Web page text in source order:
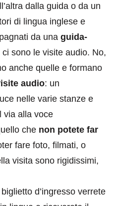
dalla guida o da un
di lingua inglese e
da una guida-
sono le visite audio. No,
anche quelle e formano
audio: un
nelle varie stanze e
via alla voce
che non potete far
fare foto, filmati, o
visita sono rigidissimi,
d’ingresso verrete